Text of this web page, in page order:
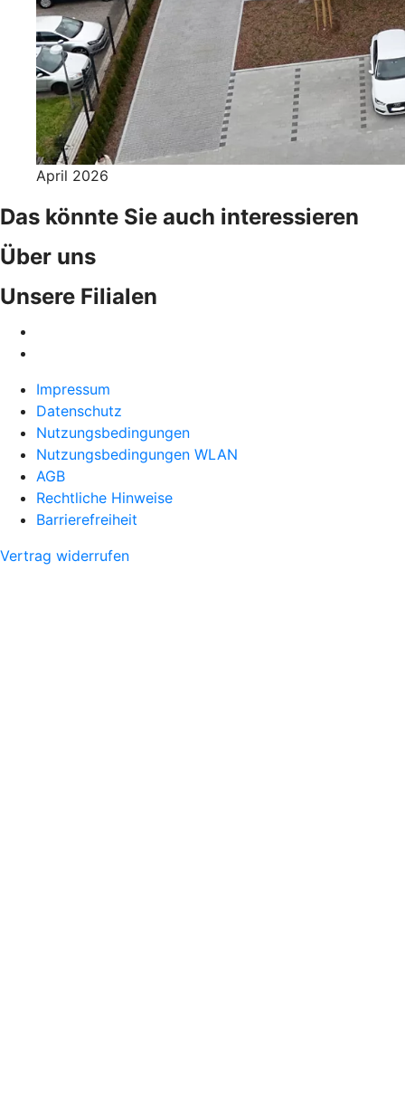
April 2026
Das könnte Sie auch interessieren
Über uns
Unsere Filialen
Impressum
Datenschutz
Nutzungsbedingungen
Nutzungsbedingungen WLAN
AGB
Rechtliche Hinweise
Barrierefreiheit
Vertrag widerrufen